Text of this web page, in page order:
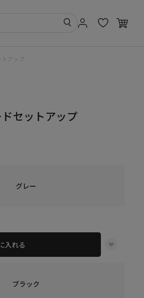
アップ
ドセットアップ
グレー
入れる
ブラック